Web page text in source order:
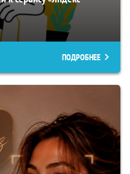
ПОДРОБНЕЕ